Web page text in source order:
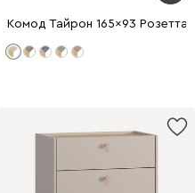
Комод Тайрон 165x93 Розетта